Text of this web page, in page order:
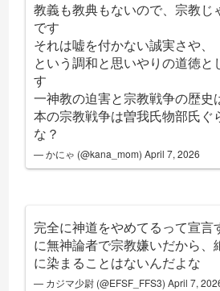
教義も教典もないので、宗教じ
です
それは嘘を付かない誠実さや、
という調和と思いやりの道徳と
す
一神教の迫害と宗教戦争の歴史
本の宗教戦争は曽我氏物部氏ぐ
な？
— かにゃ (@kana_mom)April 7, 2026
完全に神道をやめてるって宣言
に無神論者で宗教嫌いだから、
に染まることはないんだよな
— カジマ少尉 (@EFSF_FFS3)April 7,